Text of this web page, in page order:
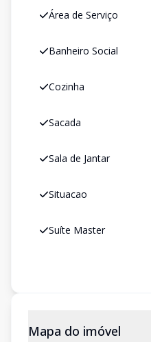
Área de Serviço
Banheiro Social
Cozinha
Sacada
Sala de Jantar
Situacao
Suíte Master
Mapa do imóvel